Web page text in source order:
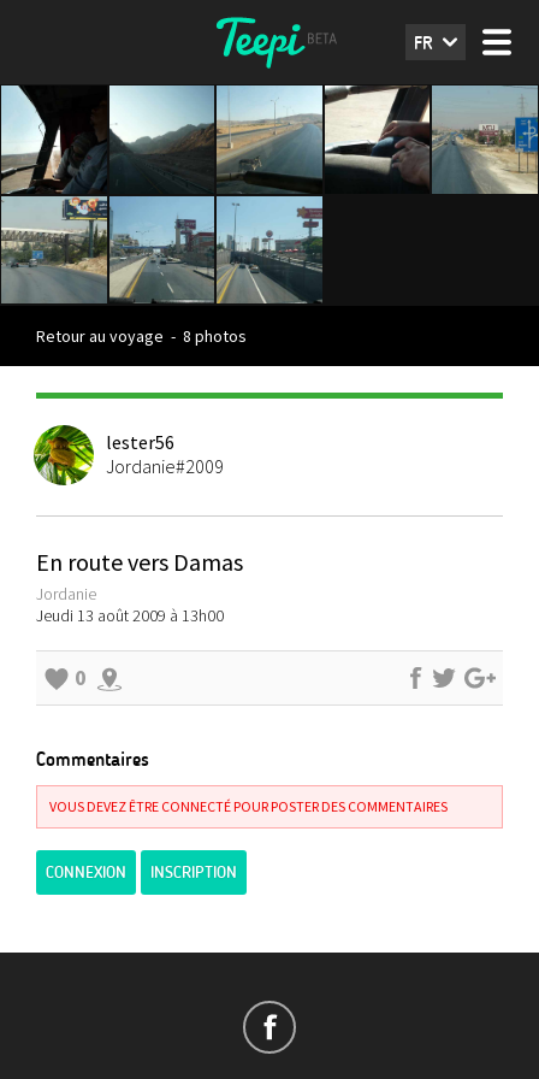
FR
Retour au voyage - 8 photos
lester56
Jordanie#2009
En route vers Damas
Jordanie
Jeudi 13 août 2009 à 13h00
0
Commentaires
VOUS DEVEZ ÊTRE CONNECTÉ POUR POSTER DES COMMENTAIRES
CONNEXION INSCRIPTION